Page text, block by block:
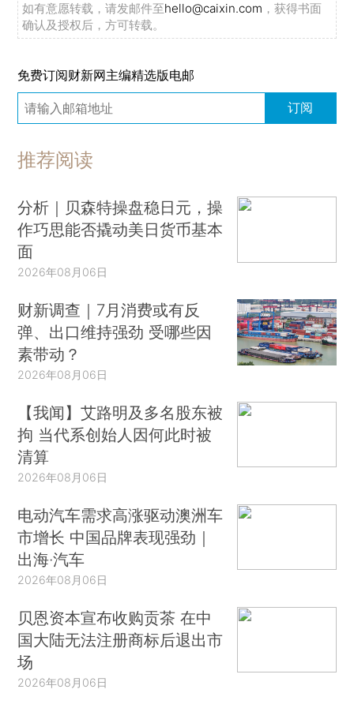
如有意愿转载，请发邮件至hello@caixin.com ，获得书面
确认及授权后，方可转载。
免费订阅财新网主编精选版电邮
订阅
推荐阅读
分析｜贝森特操盘稳日元，操
作巧思能否撬动美日货币基本
面
2026年08月06日
财新调查｜7月消费或有反
弹、出口维持强劲 受哪些因
素带动？
2026年08月06日
【我闻】艾路明及多名股东被
拘 当代系创始人因何此时被
清算
2026年08月06日
电动汽车需求高涨驱动澳洲车
市增长 中国品牌表现强劲｜
出海·汽车
2026年08月06日
贝恩资本宣布收购贡茶 在中
国大陆无法注册商标后退出市
场
2026年08月06日